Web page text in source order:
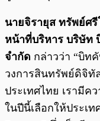
นายจิรายุส ทรัพย์ศ
หน้าที่บริหาร บริษัท
จำกัด กล่าวว่า “บิท
วงการสินทรัพย์ดิจิทั
ประเทศไทย เรามีค
ในปีนี้เลือกให้ประเ